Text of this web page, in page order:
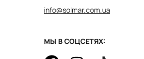
info@solmar.com.ua
МЫ В СОЦСЕТЯХ: